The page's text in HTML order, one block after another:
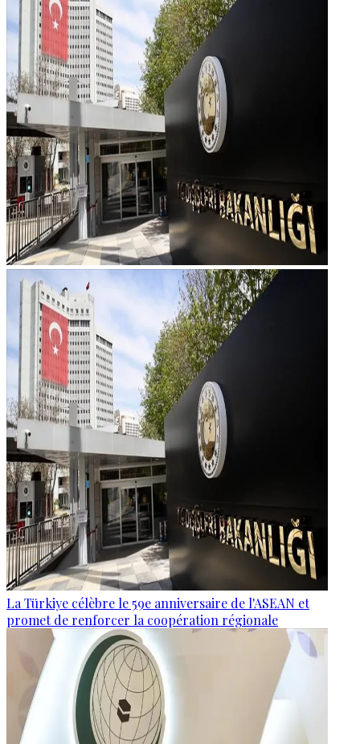
La Türkiye célèbre le 59e anniversaire de l'ASEAN et
promet de renforcer la coopération régionale